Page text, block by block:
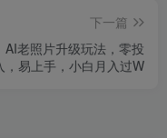
下一篇
AI老照片升级玩法，零投
，易上手，小白月入过W